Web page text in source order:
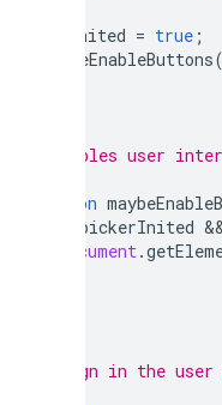
gisInited = true ;
maybeEnableButtons
* Enables user
function
pickerInited
document.
*  Sign in the user